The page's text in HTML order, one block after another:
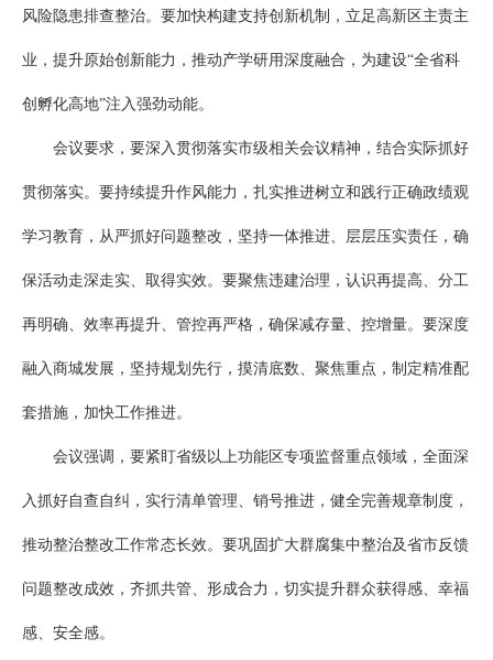
风险隐患排查整治。要加快构建支持创新机制，立足高新区主责主
业，提升原始创新能力，推动产学研用深度融合，为建设“全省科
创孵化高地”注入强劲动能。
会议要求，要深入贯彻落实市级相关会议精神，结合实际抓好
贯彻落实。要持续提升作风能力，扎实推进树立和践行正确政绩观
学习教育，从严抓好问题整改，坚持一体推进、层层压实责任，确
保活动走深走实、取得实效。要聚焦违建治理，认识再提高、分工
再明确、效率再提升、管控再严格，确保减存量、控增量。要深度
融入商城发展，坚持规划先行，摸清底数、聚焦重点，制定精准配
套措施，加快工作推进。
会议强调，要紧盯省级以上功能区专项监督重点领域，全面深
入抓好自查自纠，实行清单管理、销号推进，健全完善规章制度，
推动整治整改工作常态长效。要巩固扩大群腐集中整治及省市反馈
问题整改成效，齐抓共管、形成合力，切实提升群众获得感、幸福
感、安全感。